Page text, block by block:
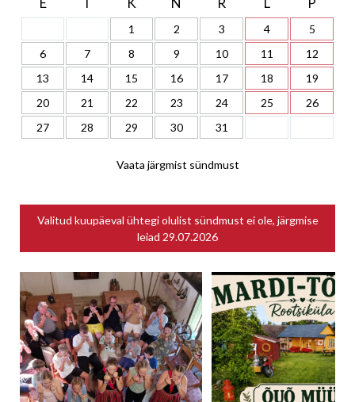
1 2 3 4
5
6
7 8 9 10 11
12
13
14 15 16 17 18
19
20
21 22 23 24 25
26
27
28 29 30 31
Vaata järgmist sündmust
Valitud kuupäeval ühtegi olulist sündmust ei ole, järgmise
leiad 29.07.2026